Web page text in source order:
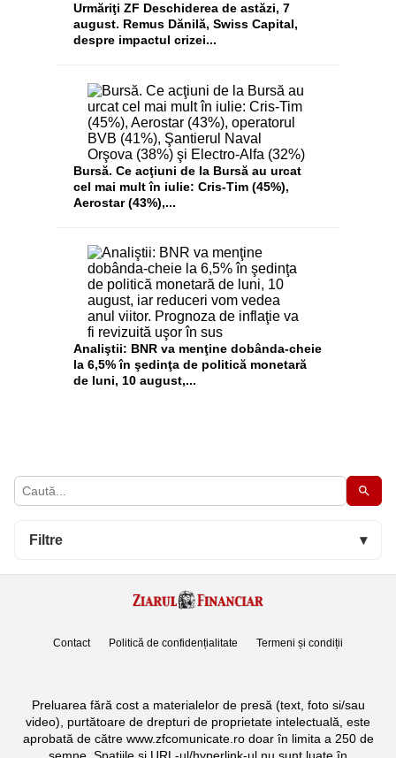
Filtre ▾
Urmăriţi ZF Deschiderea de astăzi, 7
august. Remus Dănilă, Swiss Capital,
despre impactul crizei...
Bursă. Ce acţiuni de la Bursă au urcat
cel mai mult în iulie: Cris-Tim (45%),
Aerostar (43%),...
Analiştii: BNR va menţine dobânda-cheie
la 6,5% în şedinţa de politică monetară
de luni, 10 august,...
Contact Politică de confidențialitate Termeni și condiții
Preluarea fără cost a materialelor de presă (text, foto si/sau
video), purtătoare de drepturi de proprietate intelectuală, este
aprobată de către www.zfcomunicate.ro doar în limita a 250 de